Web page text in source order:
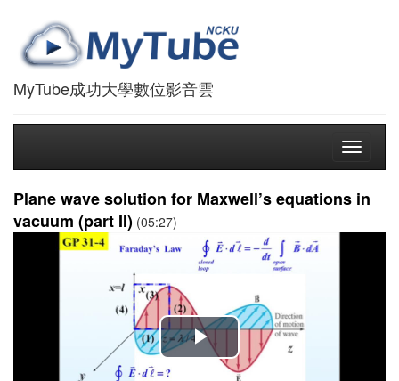
MyTube成功大學數位影音雲
Toggle
Plane wave solution for Maxwell’s equations in
vacuum (part II) (05:27)
播